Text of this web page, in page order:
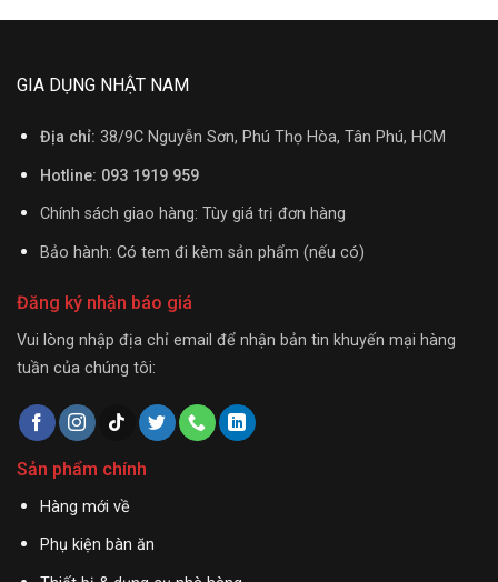
GIA DỤNG NHẬT NAM
Địa chỉ: 38/9C Nguyễn Sơn, Phú Thọ Hòa, Tân Phú, HCM
Hotline: 093 1919 959
Chính sách giao hàng: Tùy giá trị đơn hàng
Bảo hành: Có tem đi kèm sản phẩm (nếu có)
Đăng ký nhận báo giá
Vui lòng nhập địa chỉ email để nhận bản tin khuyến mại hàng
tuần của chúng tôi:
Sản phẩm chính
Hàng mới về
Phụ kiện bàn ăn